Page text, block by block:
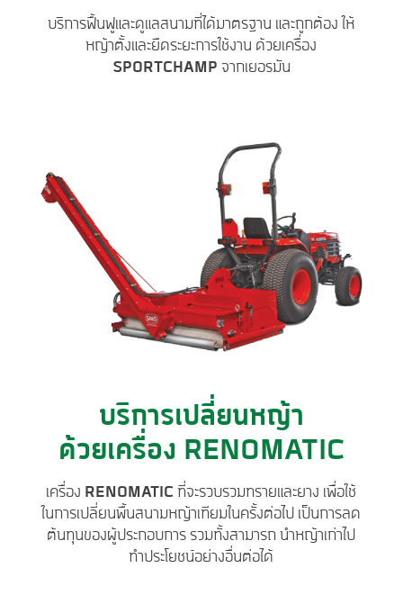
บริการฟื้นฟูและดูแลสนามที่ได้มาตรฐาน และถูกต้อง ให้
หญ้าตั้งและยืดระยะการใช้งาน ด้วยเครื่อง
SPORTCHAMP จากเยอรมัน
บริการเปลี่ยนหญ้า
ด้วยเครื่อง RENOMATIC
เครื่อง RENOMATIC ที่จะรวบรวมทรายและยาง เพื่อใช้
ในการเปลี่ยนพื้นสนามหญ้าเทียมในครั้งต่อไป เป็นการลด
ต้นทุนของผู้ประกอบการ รวมทั้งสามารถ นำหญ้าเก่าไป
ทำประโยชน์อย่างอื่นต่อได้